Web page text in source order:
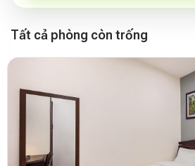
Tất cả phòng còn trống